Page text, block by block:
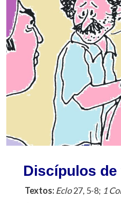
Discípulos
Textos: Eclo27, 5-8; 1